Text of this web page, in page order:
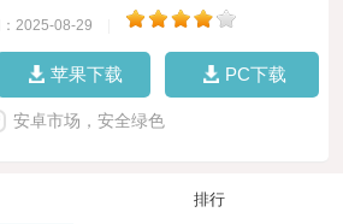
2025-08-29
苹果下载 PC下载
安卓市场，安全绿色
排行